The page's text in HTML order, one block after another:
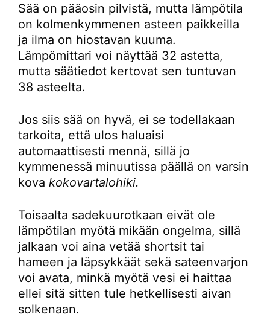
Sää on pääosin pilvistä, mutta lämpötila
on kolmenkymmenen asteen paikkeilla
ja ilma on hiostavan kuuma.
Lämpömittari voi näyttää 32 astetta,
mutta säätiedot kertovat sen tuntuvan
38 asteelta.
Jos siis sää on hyvä, ei se todellakaan
tarkoita, että ulos haluaisi
automaattisesti mennä, sillä jo
kymmenessä minuutissa päällä on varsin
kova kokovartalohiki.
Toisaalta sadekuurotkaan eivät ole
lämpötilan myötä mikään ongelma, sillä
jalkaan voi aina vetää shortsit tai
hameen ja läpsykkäät sekä sateenvarjon
voi avata, minkä myötä vesi ei haittaa
ellei sitä sitten tule hetkellisesti aivan
solkenaan.